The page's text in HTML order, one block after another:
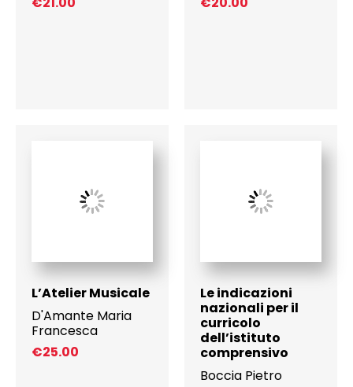
L’Atelier Musicale
D'Amante Maria
Francesca
€25.00
Le indicazioni
nazionali per il
curricolo
dell’istituto
comprensivo
Boccia Pietro